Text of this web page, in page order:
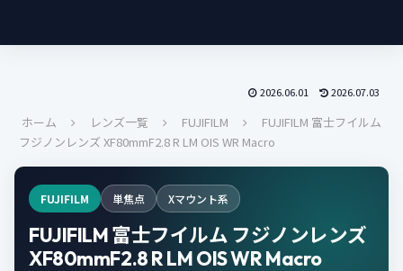
2026.06.01 2026.07.03
ホーム レンズ一覧 FUJIFILM
FUJIFILM 富士フイルム
フジノンレンズ XF80mmF2.8 R LM OIS WR Macro
FUJIFILM 単焦点 Xマウント系
FUJIFILM 富士フイルム フジノンレンズ
XF80mmF2.8 R LM OIS WR Macro